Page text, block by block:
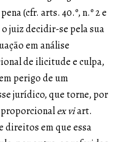
(cfr. arts. 40.º, n.º 2 e
o juiz decidir-se pela sua
em análise
de ilicitude e culpa,
perigo de um
jurídico, que torne, por
ex viart.
direitos em que essa